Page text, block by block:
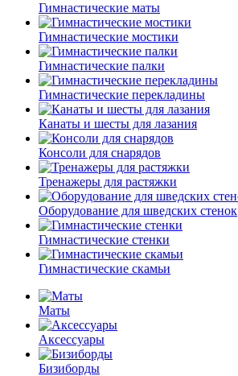
Гимнастические маты
Гимнастические мостики
Гимнастические палки
Гимнастические перекладины
Канаты и шесты для лазания
Консоли для снарядов
Тренажеры для растяжки
Оборудование для шведских стенок
Гимнастические стенки
Гимнастические скамьи
Маты
Аксессуары
Бизиборды